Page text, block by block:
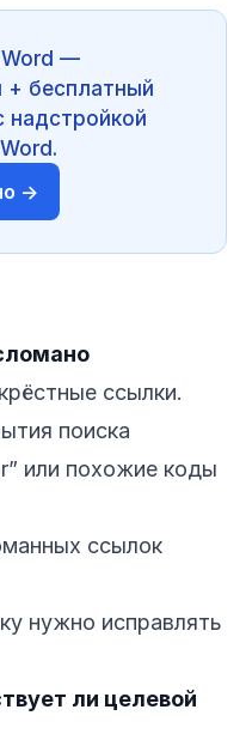
—
+ бесплатный
→
ссылки.
поиска
или похожие коды
ссылок
нужно исправлять
ли целевой